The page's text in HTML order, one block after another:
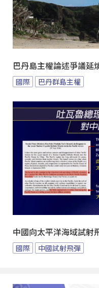
巴丹島主權論述爭議延
國際 巴丹群島主權
中國向太平洋海域試射
國際 中國試射飛彈